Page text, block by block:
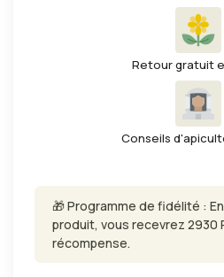
Retour gratuit
Conseils
🎁 Programme de fidélité :
produit, vous recevrez 2930
récompense.